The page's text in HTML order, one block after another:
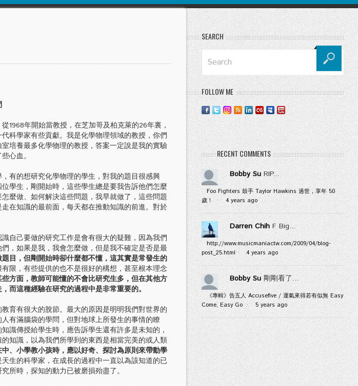
年開始當教授，在芝加哥及柏克萊的26年裏，
科學家有些貢獻。我是化學物理領域的教授，你們
培養最多化學物理的教授，答案一定說是我的實驗
心血。
的想研究化學物理的學生，對我的題目很感興
學生，剛開始時，這些學生總是要我告訴他們怎麼
麼做、如何解決這些問題，我早就做了，這些問題
在知識的最前面，每天都在推動知識的前進。對於
己要做的研究工作是會有很大的疑難，因為我們
，如果是我，我會怎麼做，但是我不確定是否是最
目，但剛開始時卻什麼都不懂，這其實是常發生的
限，有些提供的也不是很好的構想，甚至根本理念
方面，教師可能懂的不會比研究生多，但在其他方
而這種經驗在研究的過程中是非常重要的。
有很大的脫節。最大的原因是明明我們對世界的
有滿腦袋的學問，但對地球上所發生的事情的瞭
識傳授給學生時，應告訴學生還有許多是未知的，
知識，以為我們所學到的東西是相當完美的或人類
、小學教小孩時，應以好奇、探討為原則來帶動學
生的科學家，在成長的過程中一直以為該知道的已
所時，探知的動力已被磨損殆盡了。
SEARCH
FOLLOW ME
RECENT COMMENTS
Bobby Su RIP...
Foo Fighters 鼓手 Taylor Hawkins 過世，享年 50
歲！· 4 years ago
Darren Chih F Big...
http://www.musicmaniactw.com/2009/04/blog-
post_25.html· 4 years ago
Bobby Su 剛剛看了...
《專輯》告五人 Accusefive / 運氣來得若有似無 Easy
Come, Easy Go· 5 years ago